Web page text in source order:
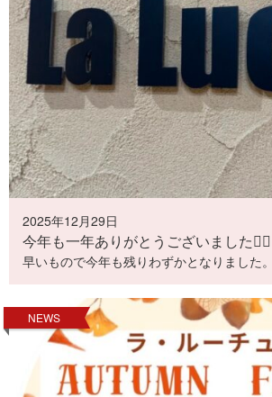
2025年12月29日
今年も一年ありがとうございました🙇‍♀️
早いもので今年も残りわずかとなりました
NEWS